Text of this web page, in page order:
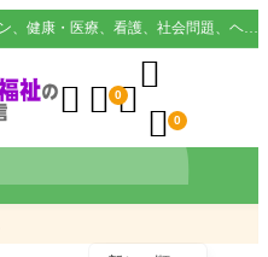
介護保険、福祉情勢、リハビリテーション、健康・医療、看護、社会問題、ヘルスケア業界など様々な切り口から役立つ情報を配信。
  0

 0